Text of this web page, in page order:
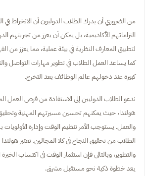
من الضروري أن يدرك الطلاب الدوليون أن الانخراط
التزاماتهم الأكاديمية، بل يمكن أن يعزز من تجربتهم
لتطبيق المعارف النظرية في بيئة عملية، مما يعزز من
كما يساعد العمل الطلاب في تطوير مهارات التواصل
كبيرة عند دخولهم عالم الوظائف بعد التخرج.
ندعو الطلاب الدوليين إلى الاستفادة من فرص العمل
هولندا، حيث يمكنهم تحسين مسيرتهم المهنية وتحقيق
والعمل. يستوجب الأمر تنظيم الوقت وإدارة
الطلاب من تحقيق النجاح في كلا المجالين. تعتبر هولندا
والتطوير، وبالتالي فإن استثمار الوقت في اكتساب
يعد خطوة ذكية نحو مستقبل مشرق.